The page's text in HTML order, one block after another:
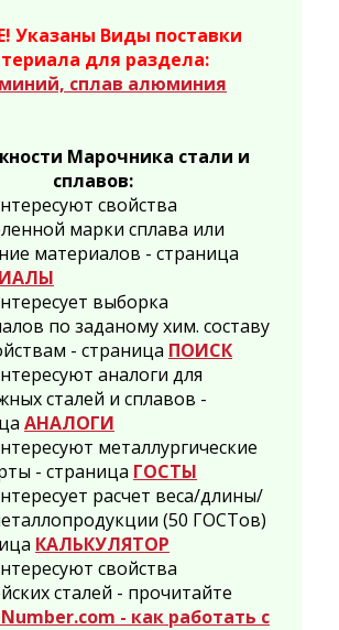
Указаны Виды поставки
для раздела:
сплав алюминия
Марочника стали и
сплавов:
свойства
марки сплава или
материалов - страница
выборка
по заданому хим. составу
- страница ПОИСК
аналоги для
сталей и сплавов -
АНАЛОГИ
металлургические
- страница ГОСТЫ
расчет веса/длины/
(50 ГОСТов)
КАЛЬКУЛЯТОР
свойства
сталей - прочитайте
- как работать с